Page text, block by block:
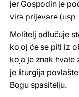
jer Gospodin je
vira prijevare (usp.
Molitelj odlučuje
kojoj će se piti iz
koja je znak hvale
je liturgija
Bogu spasitelju.